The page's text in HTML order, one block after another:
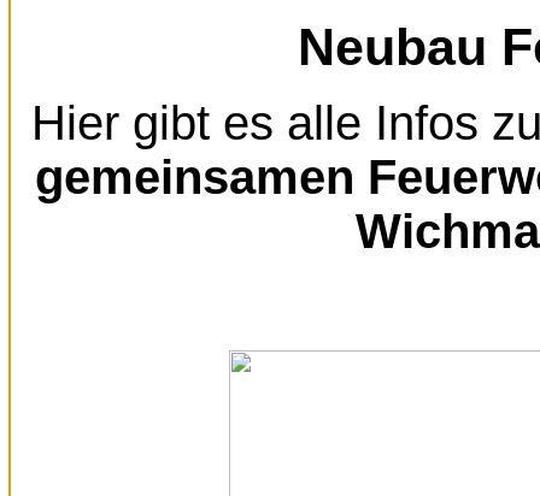
Neubau
Hier gibt es alle Infos
gemeinsamen